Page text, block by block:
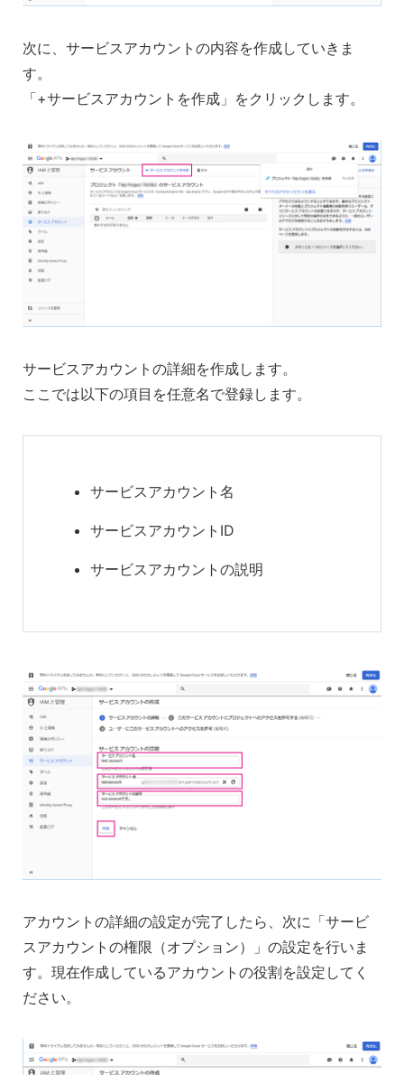
次に、サービスアカウントの内容を作成していきま
す。
「+サービスアカウントを作成」をクリックします。
サービスアカウントの詳細を作成します。
ここでは以下の項目を任意名で登録します。
サービスアカウント名
サービスアカウントID
サービスアカウントの説明
アカウントの詳細の設定が完了したら、次に「サービ
スアカウントの権限（オプション）」の設定を行いま
す。現在作成しているアカウントの役割を設定してく
ださい。